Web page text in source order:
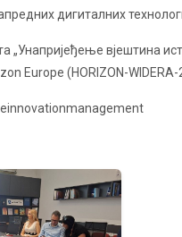
дигиталних
„Унапријеђење
Europe (HORIZON-